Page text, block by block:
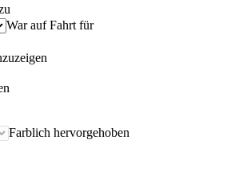
War auf Fahrt für
Farblich hervorgehoben